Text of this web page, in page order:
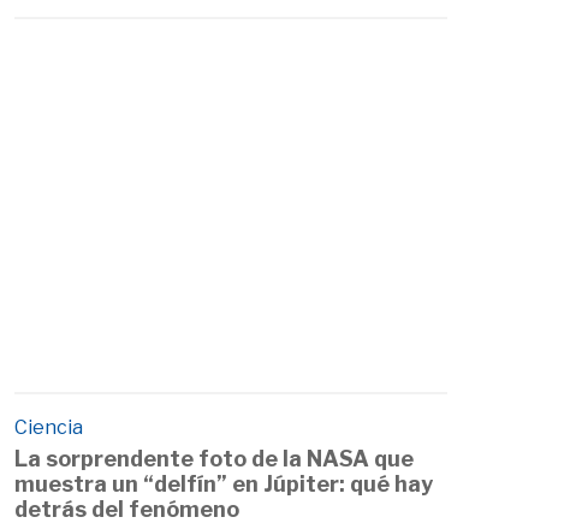
Ciencia
La sorprendente foto de la NASA que
muestra un “delfín” en Júpiter: qué hay
detrás del fenómeno